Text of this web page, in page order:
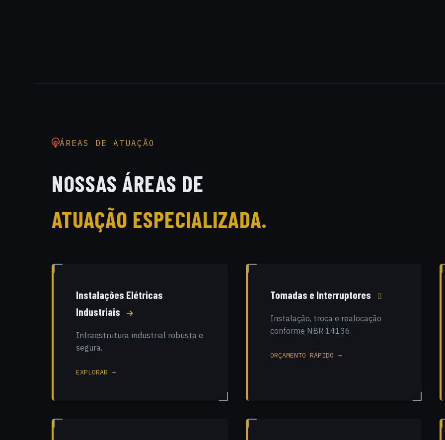
ÁREAS DE ATUAÇÃO
NOSSAS ÁREAS DE
ATUAÇÃO ESPECIALIZADA.
Instalações Elétricas
Industriais
Infraestrutura industrial robusta e
segura.
EXPLORAR →
Tomadas e Interruptores
Instalação, troca e realocação
conforme NBR 14136.
ORÇAMENTO RÁPIDO →